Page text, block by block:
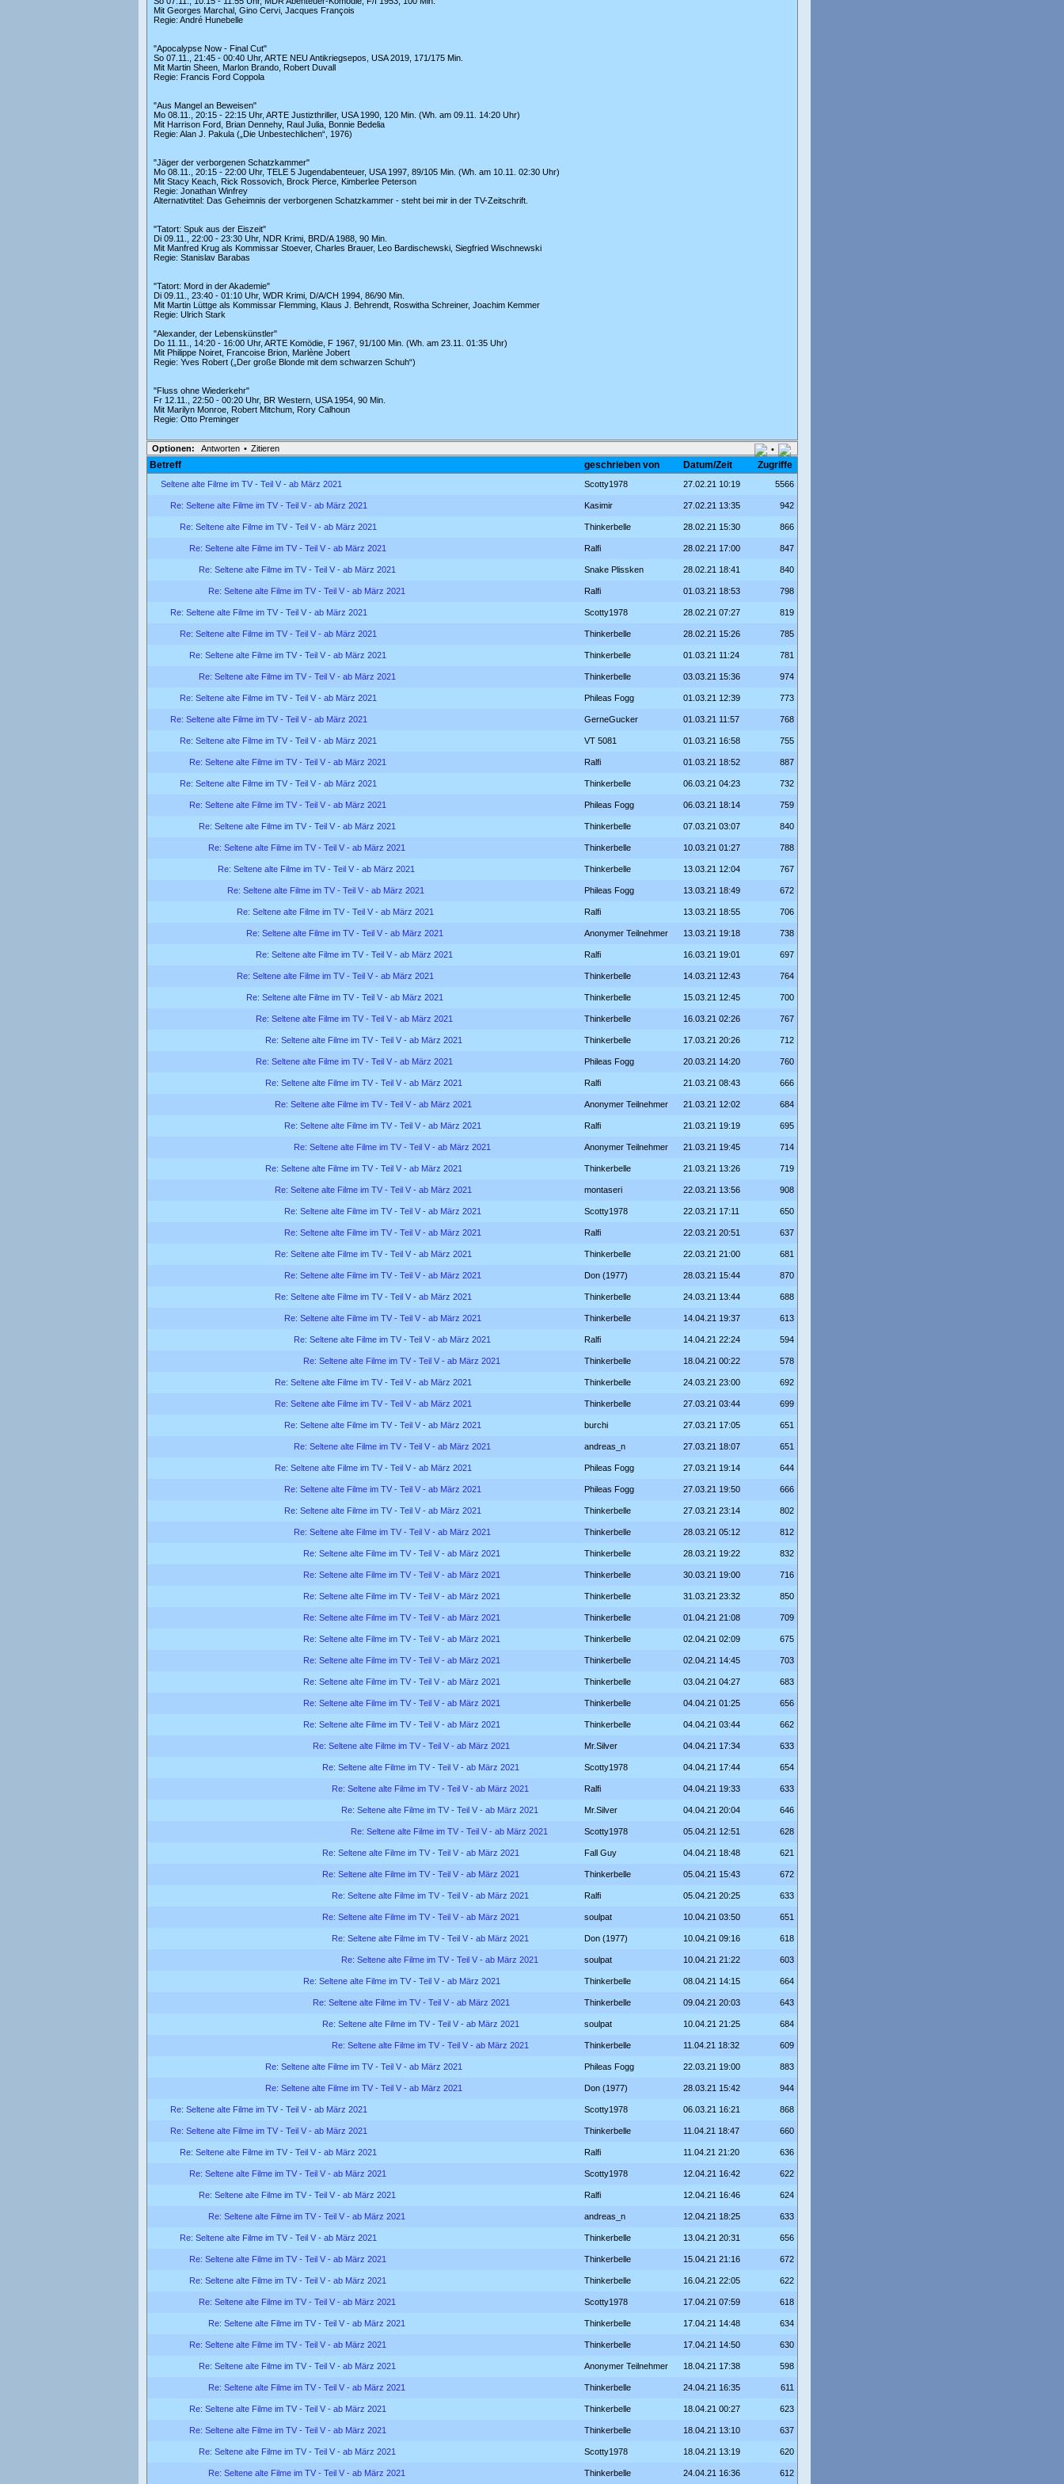
Mit Georges Marchal, Gino Cervi, Jacques François
Regie: André Hunebelle
"Apocalypse Now - Final Cut"
So 07.11., 21:45 - 00:40 Uhr, ARTE NEU Antikriegsepos, USA 2019, 171/175 Min.
Mit Martin Sheen, Marlon Brando, Robert Duvall
Regie: Francis Ford Coppola
"Aus Mangel an Beweisen"
Mo 08.11., 20:15 - 22:15 Uhr, ARTE Justizthriller, USA 1990, 120 Min. (Wh. am 09.11. 14:20 Uhr)
Mit Harrison Ford, Brian Dennehy, Raul Julia, Bonnie Bedelia
Regie: Alan J. Pakula („Die Unbestechlichen“, 1976)
"Jäger der verborgenen Schatzkammer"
Mo 08.11., 20:15 - 22:00 Uhr, TELE 5 Jugendabenteuer, USA 1997, 89/105 Min. (Wh. am 10.11. 02:30 Uhr)
Mit Stacy Keach, Rick Rossovich, Brock Pierce, Kimberlee Peterson
Regie: Jonathan Winfrey
Alternativtitel: Das Geheimnis der verborgenen Schatzkammer - steht bei mir in der TV-Zeitschrift.
"Tatort: Spuk aus der Eiszeit"
Di 09.11., 22:00 - 23:30 Uhr, NDR Krimi, BRD/A 1988, 90 Min.
Mit Manfred Krug als Kommissar Stoever, Charles Brauer, Leo Bardischewski, Siegfried Wischnewski
Regie: Stanislav Barabas
"Tatort: Mord in der Akademie"
Di 09.11., 23:40 - 01:10 Uhr, WDR Krimi, D/A/CH 1994, 86/90 Min.
Mit Martin Lüttge als Kommissar Flemming, Klaus J. Behrendt, Roswitha Schreiner, Joachim Kemmer
Regie: Ulrich Stark
"Alexander, der Lebenskünstler"
Do 11.11., 14:20 - 16:00 Uhr, ARTE Komödie, F 1967, 91/100 Min. (Wh. am 23.11. 01:35 Uhr)
Mit Philippe Noiret, Francoise Brion, Marlène Jobert
Regie: Yves Robert („Der große Blonde mit dem schwarzen Schuh“)
"Fluss ohne Wiederkehr"
Fr 12.11., 22:50 - 00:20 Uhr, BR Western, USA 1954, 90 Min.
Mit Marilyn Monroe, Robert Mitchum, Rory Calhoun
Regie: Otto Preminger
•
Optionen: Antworten • Zitieren
Betreff geschrieben von Datum/Zeit Zugriffe
Seltene alte Filme im TV - Teil V - ab März 2021 Scotty1978 27.02.21 10:19 5566
Re: Seltene alte Filme im TV - Teil V - ab März 2021 Kasimir 27.02.21 13:35 942
Re: Seltene alte Filme im TV - Teil V - ab März 2021 Thinkerbelle 28.02.21 15:30 866
Re: Seltene alte Filme im TV - Teil V - ab März 2021 Ralfi 28.02.21 17:00 847
Re: Seltene alte Filme im TV - Teil V - ab März 2021 Snake Plissken 28.02.21 18:41 840
Re: Seltene alte Filme im TV - Teil V - ab März 2021 Ralfi 01.03.21 18:53 798
Re: Seltene alte Filme im TV - Teil V - ab März 2021 Scotty1978 28.02.21 07:27 819
Re: Seltene alte Filme im TV - Teil V - ab März 2021 Thinkerbelle 28.02.21 15:26 785
Re: Seltene alte Filme im TV - Teil V - ab März 2021 Thinkerbelle 01.03.21 11:24 781
Re: Seltene alte Filme im TV - Teil V - ab März 2021 Thinkerbelle 03.03.21 15:36 974
Re: Seltene alte Filme im TV - Teil V - ab März 2021 Phileas Fogg 01.03.21 12:39 773
Re: Seltene alte Filme im TV - Teil V - ab März 2021 GerneGucker 01.03.21 11:57 768
Re: Seltene alte Filme im TV - Teil V - ab März 2021 VT 5081 01.03.21 16:58 755
Re: Seltene alte Filme im TV - Teil V - ab März 2021 Ralfi 01.03.21 18:52 887
Re: Seltene alte Filme im TV - Teil V - ab März 2021 Thinkerbelle 06.03.21 04:23 732
Re: Seltene alte Filme im TV - Teil V - ab März 2021 Phileas Fogg 06.03.21 18:14 759
Re: Seltene alte Filme im TV - Teil V - ab März 2021 Thinkerbelle 07.03.21 03:07 840
Re: Seltene alte Filme im TV - Teil V - ab März 2021 Thinkerbelle 10.03.21 01:27 788
Re: Seltene alte Filme im TV - Teil V - ab März 2021 Thinkerbelle 13.03.21 12:04 767
Re: Seltene alte Filme im TV - Teil V - ab März 2021 Phileas Fogg 13.03.21 18:49 672
Re: Seltene alte Filme im TV - Teil V - ab März 2021 Ralfi 13.03.21 18:55 706
Re: Seltene alte Filme im TV - Teil V - ab März 2021 Anonymer Teilnehmer 13.03.21 19:18 738
Re: Seltene alte Filme im TV - Teil V - ab März 2021 Ralfi 16.03.21 19:01 697
Re: Seltene alte Filme im TV - Teil V - ab März 2021 Thinkerbelle 14.03.21 12:43 764
Re: Seltene alte Filme im TV - Teil V - ab März 2021 Thinkerbelle 15.03.21 12:45 700
Re: Seltene alte Filme im TV - Teil V - ab März 2021 Thinkerbelle 16.03.21 02:26 767
Re: Seltene alte Filme im TV - Teil V - ab März 2021 Thinkerbelle 17.03.21 20:26 712
Re: Seltene alte Filme im TV - Teil V - ab März 2021 Phileas Fogg 20.03.21 14:20 760
Re: Seltene alte Filme im TV - Teil V - ab März 2021 Ralfi 21.03.21 08:43 666
Re: Seltene alte Filme im TV - Teil V - ab März 2021 Anonymer Teilnehmer 21.03.21 12:02 684
Re: Seltene alte Filme im TV - Teil V - ab März 2021 Ralfi 21.03.21 19:19 695
Re: Seltene alte Filme im TV - Teil V - ab März 2021 Anonymer Teilnehmer 21.03.21 19:45 714
Re: Seltene alte Filme im TV - Teil V - ab März 2021 Thinkerbelle 21.03.21 13:26 719
Re: Seltene alte Filme im TV - Teil V - ab März 2021 montaseri 22.03.21 13:56 908
Re: Seltene alte Filme im TV - Teil V - ab März 2021 Scotty1978 22.03.21 17:11 650
Re: Seltene alte Filme im TV - Teil V - ab März 2021 Ralfi 22.03.21 20:51 637
Re: Seltene alte Filme im TV - Teil V - ab März 2021 Thinkerbelle 22.03.21 21:00 681
Re: Seltene alte Filme im TV - Teil V - ab März 2021 Don (1977) 28.03.21 15:44 870
Re: Seltene alte Filme im TV - Teil V - ab März 2021 Thinkerbelle 24.03.21 13:44 688
Re: Seltene alte Filme im TV - Teil V - ab März 2021 Thinkerbelle 14.04.21 19:37 613
Re: Seltene alte Filme im TV - Teil V - ab März 2021 Ralfi 14.04.21 22:24 594
Re: Seltene alte Filme im TV - Teil V - ab März 2021 Thinkerbelle 18.04.21 00:22 578
Re: Seltene alte Filme im TV - Teil V - ab März 2021 Thinkerbelle 24.03.21 23:00 692
Re: Seltene alte Filme im TV - Teil V - ab März 2021 Thinkerbelle 27.03.21 03:44 699
Re: Seltene alte Filme im TV - Teil V - ab März 2021 burchi 27.03.21 17:05 651
Re: Seltene alte Filme im TV - Teil V - ab März 2021 andreas_n 27.03.21 18:07 651
Re: Seltene alte Filme im TV - Teil V - ab März 2021 Phileas Fogg 27.03.21 19:14 644
Re: Seltene alte Filme im TV - Teil V - ab März 2021 Phileas Fogg 27.03.21 19:50 666
Re: Seltene alte Filme im TV - Teil V - ab März 2021 Thinkerbelle 27.03.21 23:14 802
Re: Seltene alte Filme im TV - Teil V - ab März 2021 Thinkerbelle 28.03.21 05:12 812
Re: Seltene alte Filme im TV - Teil V - ab März 2021 Thinkerbelle 28.03.21 19:22 832
Re: Seltene alte Filme im TV - Teil V - ab März 2021 Thinkerbelle 30.03.21 19:00 716
Re: Seltene alte Filme im TV - Teil V - ab März 2021 Thinkerbelle 31.03.21 23:32 850
Re: Seltene alte Filme im TV - Teil V - ab März 2021 Thinkerbelle 01.04.21 21:08 709
Re: Seltene alte Filme im TV - Teil V - ab März 2021 Thinkerbelle 02.04.21 02:09 675
Re: Seltene alte Filme im TV - Teil V - ab März 2021 Thinkerbelle 02.04.21 14:45 703
Re: Seltene alte Filme im TV - Teil V - ab März 2021 Thinkerbelle 03.04.21 04:27 683
Re: Seltene alte Filme im TV - Teil V - ab März 2021 Thinkerbelle 04.04.21 01:25 656
Re: Seltene alte Filme im TV - Teil V - ab März 2021 Thinkerbelle 04.04.21 03:44 662
Re: Seltene alte Filme im TV - Teil V - ab März 2021 Mr.Silver 04.04.21 17:34 633
Re: Seltene alte Filme im TV - Teil V - ab März 2021 Scotty1978 04.04.21 17:44 654
Re: Seltene alte Filme im TV - Teil V - ab März 2021 Ralfi 04.04.21 19:33 633
Re: Seltene alte Filme im TV - Teil V - ab März 2021 Mr.Silver 04.04.21 20:04 646
Re: Seltene alte Filme im TV - Teil V - ab März 2021 Scotty1978 05.04.21 12:51 628
Re: Seltene alte Filme im TV - Teil V - ab März 2021 Fall Guy 04.04.21 18:48 621
Re: Seltene alte Filme im TV - Teil V - ab März 2021 Thinkerbelle 05.04.21 15:43 672
Re: Seltene alte Filme im TV - Teil V - ab März 2021 Ralfi 05.04.21 20:25 633
Re: Seltene alte Filme im TV - Teil V - ab März 2021 soulpat 10.04.21 03:50 651
Re: Seltene alte Filme im TV - Teil V - ab März 2021 Don (1977) 10.04.21 09:16 618
Re: Seltene alte Filme im TV - Teil V - ab März 2021 soulpat 10.04.21 21:22 603
Re: Seltene alte Filme im TV - Teil V - ab März 2021 Thinkerbelle 08.04.21 14:15 664
Re: Seltene alte Filme im TV - Teil V - ab März 2021 Thinkerbelle 09.04.21 20:03 643
Re: Seltene alte Filme im TV - Teil V - ab März 2021 soulpat 10.04.21 21:25 684
Re: Seltene alte Filme im TV - Teil V - ab März 2021 Thinkerbelle 11.04.21 18:32 609
Re: Seltene alte Filme im TV - Teil V - ab März 2021 Phileas Fogg 22.03.21 19:00 883
Re: Seltene alte Filme im TV - Teil V - ab März 2021 Don (1977) 28.03.21 15:42 944
Re: Seltene alte Filme im TV - Teil V - ab März 2021 Scotty1978 06.03.21 16:21 868
Re: Seltene alte Filme im TV - Teil V - ab März 2021 Thinkerbelle 11.04.21 18:47 660
Re: Seltene alte Filme im TV - Teil V - ab März 2021 Ralfi 11.04.21 21:20 636
Re: Seltene alte Filme im TV - Teil V - ab März 2021 Scotty1978 12.04.21 16:42 622
Re: Seltene alte Filme im TV - Teil V - ab März 2021 Ralfi 12.04.21 16:46 624
Re: Seltene alte Filme im TV - Teil V - ab März 2021 andreas_n 12.04.21 18:25 633
Re: Seltene alte Filme im TV - Teil V - ab März 2021 Thinkerbelle 13.04.21 20:31 656
Re: Seltene alte Filme im TV - Teil V - ab März 2021 Thinkerbelle 15.04.21 21:16 672
Re: Seltene alte Filme im TV - Teil V - ab März 2021 Thinkerbelle 16.04.21 22:05 622
Re: Seltene alte Filme im TV - Teil V - ab März 2021 Scotty1978 17.04.21 07:59 618
Re: Seltene alte Filme im TV - Teil V - ab März 2021 Thinkerbelle 17.04.21 14:48 634
Re: Seltene alte Filme im TV - Teil V - ab März 2021 Thinkerbelle 17.04.21 14:50 630
Re: Seltene alte Filme im TV - Teil V - ab März 2021 Anonymer Teilnehmer 18.04.21 17:38 598
Re: Seltene alte Filme im TV - Teil V - ab März 2021 Thinkerbelle 24.04.21 16:35 611
Re: Seltene alte Filme im TV - Teil V - ab März 2021 Thinkerbelle 18.04.21 00:27 623
Re: Seltene alte Filme im TV - Teil V - ab März 2021 Thinkerbelle 18.04.21 13:10 637
Re: Seltene alte Filme im TV - Teil V - ab März 2021 Scotty1978 18.04.21 13:19 620
Re: Seltene alte Filme im TV - Teil V - ab März 2021 Thinkerbelle 24.04.21 16:36 612